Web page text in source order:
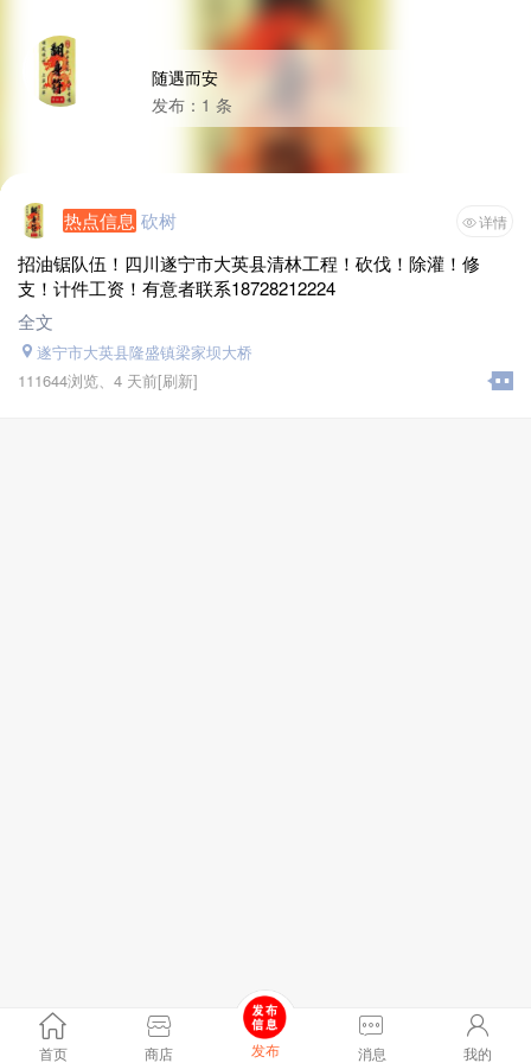
随遇而安
发布：1 条
热点信息 砍树 详情
招油锯队伍！四川遂宁市大英县清林工程！砍伐！除灌！修
支！计件工资！有意者联系18728212224
全文
遂宁市大英县隆盛镇梁家坝大桥
111644浏览、 4 天前[刷新]
首页 商店 发布 消息 我的